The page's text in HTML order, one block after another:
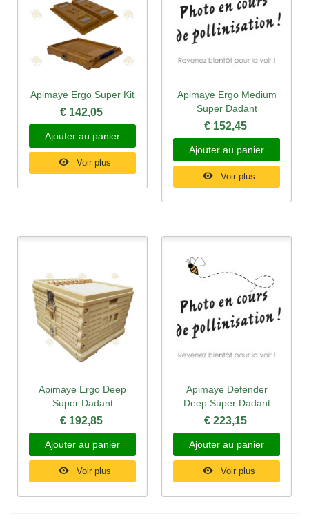
Apimaye Ergo Super Kit
€ 142,05
Ajouter au panier
Voir plus
Apimaye Ergo Medium
Super Dadant
€ 152,45
Ajouter au panier
Voir plus
Apimaye Ergo Deep
Super Dadant
€ 192,85
Ajouter au panier
Voir plus
Apimaye Defender
Deep Super Dadant
€ 223,15
Ajouter au panier
Voir plus